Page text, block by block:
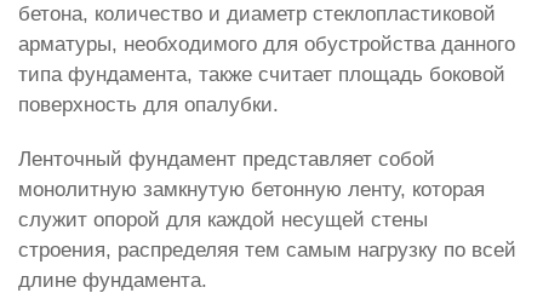
бетона, количество и диаметр стеклопластиковой
арматуры, необходимого для обустройства данного
типа фундамента, также считает площадь боковой
поверхность для опалубки.
Ленточный фундамент представляет собой
монолитную замкнутую бетонную ленту, которая
служит опорой для каждой несущей стены
строения, распределяя тем самым нагрузку по всей
длине фундамента.